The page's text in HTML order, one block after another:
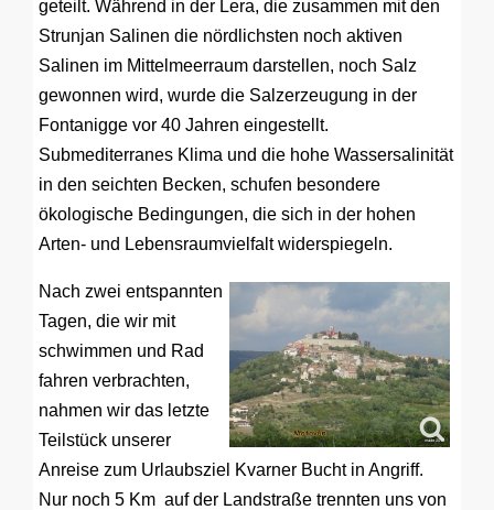
geteilt. Während in der Lera, die zusammen mit den
Strunjan Salinen die nördlichsten noch aktiven
Salinen im Mittelmeerraum darstellen, noch Salz
gewonnen wird, wurde die Salzerzeugung in der
Fontanigge vor 40 Jahren eingestellt.
Submediterranes Klima und die hohe Wassersalinität
in den seichten Becken, schufen besondere
ökologische Bedingungen, die sich in der hohen
Arten- und Lebensraumvielfalt widerspiegeln.
Nach zwei entspannten
Tagen, die wir mit
schwimmen und Rad
fahren verbrachten,
nahmen wir das letzte
Teilstück unserer
Anreise zum Urlaubsziel Kvarner Bucht in Angriff.
Nur noch 5 Km auf der Landstraße trennten uns von